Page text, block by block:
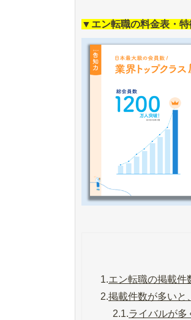
▼エン転職の料金表・特
1.エン転職の掲載件
2.掲載件数が多いと
2.1.ライバルが多